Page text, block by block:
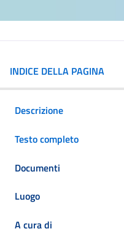
INDICE DELLA PAGINA
Descrizione
Testo completo
Documenti
Luogo
A cura di